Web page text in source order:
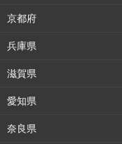
ターコイズやアメジ
夏のアクセサリーな
京都府
兵庫県
滋賀県
愛知県
奈良県